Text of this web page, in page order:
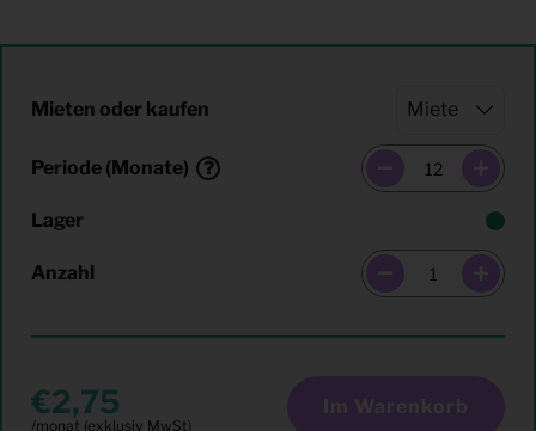
Mieten oder kaufen
Periode (Monate)
Lager
Anzahl
2,75 Im Warenkorb